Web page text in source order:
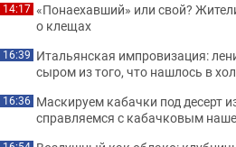
14:17 «Понаехавший» или свой?
о клещах
16:39 Итальянская импровизация:
сыром из того, что нашлось в
16:36 Маскируем кабачки под десерт
справляемся с кабачковым